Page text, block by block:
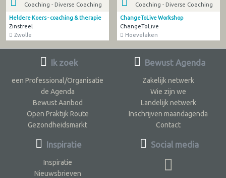
Coaching - Diverse Coaching
Heldere Koers - coaching & therapie
Zinstreel
Zwolle
Coaching - Diverse Coaching
ChangeToLive Workshop
ChangeToLive
Hoevelaken
Ik zoek
een Professional/Organisatie
de Agenda
Bewust Aanbod
Open Praktijk Route
Gezondheidsmarkt
Inspiratie
Inspiratie
Nieuwsbrieven
Bewust Agenda
Zakelijk netwerk
Wie zijn we
Landelijk netwerk
Inschrijven maandagenda
Contact
Social media